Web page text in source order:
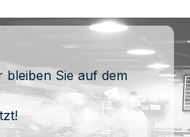
Sie auf dem